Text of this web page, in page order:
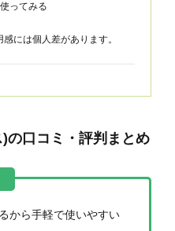
ってみる
には個人差があります。
の口コミ・評判まとめ
から手軽で使いやすい